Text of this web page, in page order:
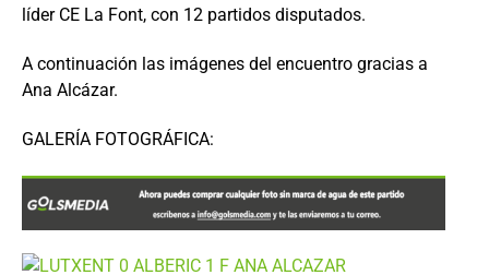
líder CE La Font, con 12 partidos disputados.
A continuación las imágenes del encuentro gracias a
Ana Alcázar.
GALERÍA FOTOGRÁFICA: